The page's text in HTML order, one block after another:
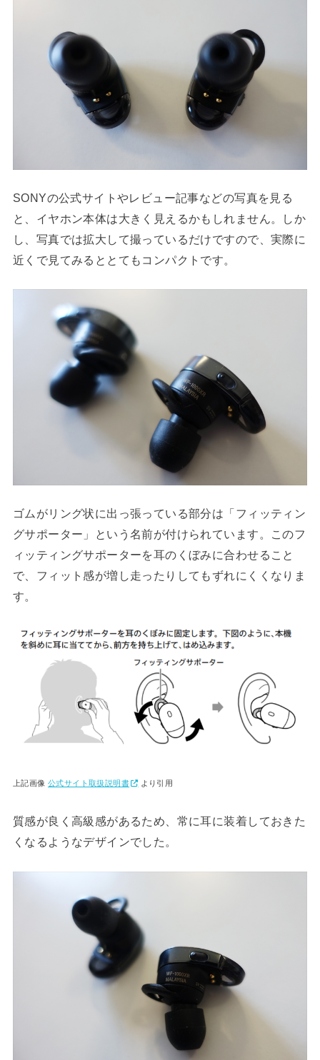
SONYの公式サイトやレビュー記事などの写真を見る
と、イヤホン本体は大きく見えるかもしれません。しか
し、写真では拡大して撮っているだけですので、実際に
近くで見てみるととてもコンパクトです。
ゴムがリング状に出っ張っている部分は「フィッティン
グサポーター」という名前が付けられています。このフ
ィッティングサポーターを耳のくぼみに合わせること
で、フィット感が増し走ったりしてもずれにくくなりま
す。
上記画像 公式サイト取扱説明書 より引用
質感が良く高級感があるため、常に耳に装着しておきた
くなるようなデザインでした。